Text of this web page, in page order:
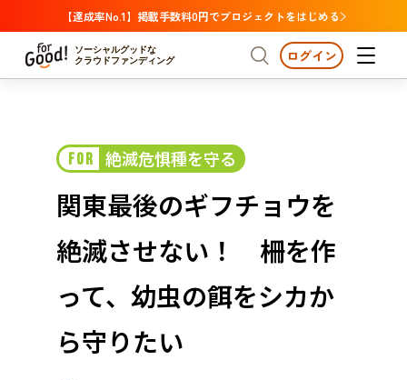
【達成率No.1】掲載手数料0円でプロジェクトをはじめる
ソーシャルグッドな
クラウドファンディング
プロジェクトからさがす
カテゴリーからさがす 国際協力
医療・福祉
人権・マイノリティ
注目 新着
支援金額が多い
支援人数が多い
終了日が近い
カテゴリーからさがす
国際協力 医療・福祉
子ども・教育
環境・エシカル
人権・マイノリティ
社会貢献
地域からさがす
ログイン
FOR 絶滅危惧種を守る
関東最後のギフチョウを
絶滅させない！ 柵を作
って、幼虫の餌をシカか
ら守りたい